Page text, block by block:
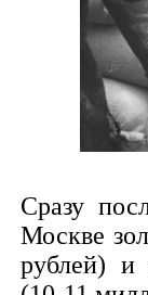
Сразу
Москве
рублей) и